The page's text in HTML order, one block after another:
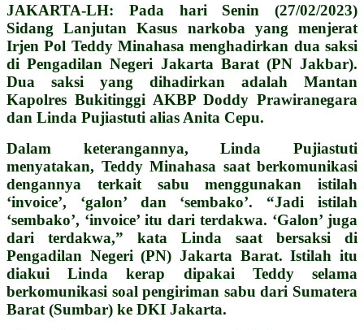
JAKARTA-LH: Pada hari Senin (27/02/2023)
Sidang Lanjutan Kasus narkoba yang menjerat
Irjen Pol Teddy Minahasa menghadirkan dua saksi
di Pengadilan Negeri Jakarta Barat (PN Jakbar).
Dua saksi yang dihadirkan adalah Mantan
Kapolres Bukitinggi AKBP Doddy Prawiranegara
dan Linda Pujiastuti alias Anita Cepu.
Dalam keterangannya, Linda Pujiastuti
menyatakan, Teddy Minahasa saat berkomunikasi
dengannya terkait sabu menggunakan istilah
‘invoice’, ‘galon’ dan ‘sembako’. “Jadi istilah
‘sembako’, ‘invoice’ itu dari terdakwa. ‘Galon’ juga
dari terdakwa,” kata Linda saat bersaksi di
Pengadilan Negeri (PN) Jakarta Barat. Istilah itu
diakui Linda kerap dipakai Teddy selama
berkomunikasi soal pengiriman sabu dari Sumatera
Barat (Sumbar) ke DKI Jakarta.